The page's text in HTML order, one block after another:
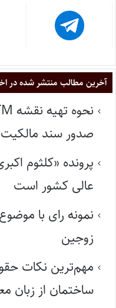
آخرین مطالب منتشر شده در
صدور سند مالکیت
پرونده «کلثوم
عالی کشور است
نمونه رای با
زوجین
مهم‌ترین نکات
ساختمان از زبان